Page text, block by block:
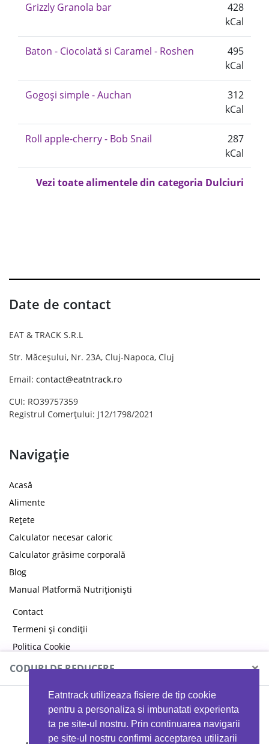
Eatntrack utilizeaza fisiere de tip cookie
pentru a personaliza si imbunatati experienta
ta pe site-ul nostru. Prin continuarea navigarii
pe site-ul nostru confirmi acceptarea utilizarii
Grizzly Granola bar
428
kCal
Baton - Ciocolată si Caramel - Roshen
495
kCal
Gogoși simple - Auchan
312
kCal
Roll apple-cherry - Bob Snail
287
kCal
Vezi toate alimentele din categoria Dulciuri
Date de contact
EAT & TRACK S.R.L
Str. Măceșului, Nr. 23A, Cluj-Napoca, Cluj
Email: contact@eatntrack.ro
CUI: RO39757359
Registrul Comerțului: J12/1798/2021
Navigație
Acasă
Alimente
Rețete
Calculator necesar caloric
Calculator grăsime corporală
Blog
Manual Platformă Nutriționiști
Contact
Termeni și condiții
Politica Cookie
Politica de confidențialitate
CODURI DE REDUCERE ×
MYPROTEIN